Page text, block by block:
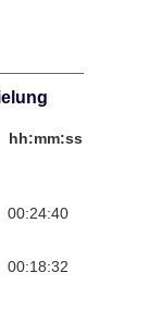
hh:mm:ss
00:24:40
00:18:32